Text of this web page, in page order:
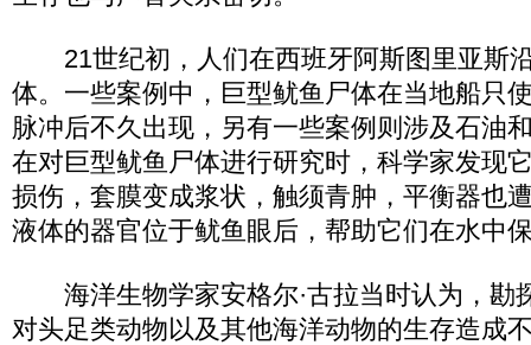
21世纪初，人们在西班牙阿斯图里亚斯
体。一些案例中，巨型鱿鱼尸体在当地船只
脉冲后不久出现，另有一些案例则涉及石油
在对巨型鱿鱼尸体进行研究时，科学家发现
损伤，套膜变成浆状，触须青肿，平衡器也
液体的器官位于鱿鱼眼后，帮助它们在水中
海洋生物学家安格尔·古拉当时认为，勘
对头足类动物以及其他海洋动物的生存造成